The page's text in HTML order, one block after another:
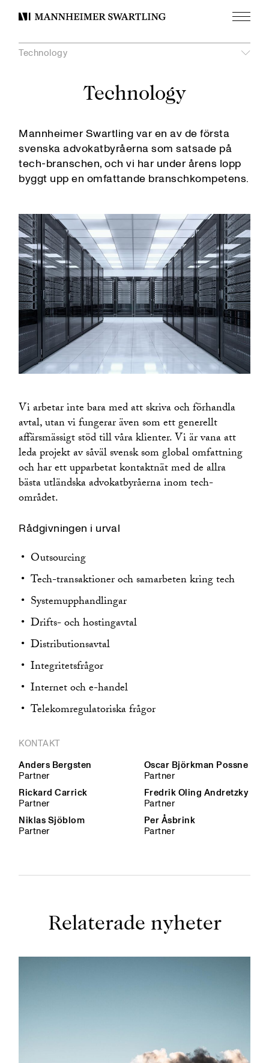
Mannheimer
Meny
Technology
Mannheimer Swartling var en av de första
svenska advokatbyråerna som satsade på
tech-branschen, och vi har under årens lopp
byggt upp en omfattande branschkompetens.
Vi arbetar inte bara med att skriva och förhandla
avtal, utan vi fungerar även som ett generellt
affärsmässigt stöd till våra klienter. Vi är vana att
leda projekt av såväl svensk som global omfattning
och har ett upparbetat kontaktnät med de allra
bästa utländska advokatbyråerna inom tech-
området.
Rådgivningen i urval
Outsourcing
Tech-transaktioner och samarbeten kring tech
Systemupphandlingar
Drifts- och hostingavtal
Distributionsavtal
Integritetsfrågor
Internet och e-handel
Telekomregulatoriska frågor
Technology
Bank och finans
Contentious Regulatory
Corporate Commercial
Corporate Compliance and Risk
Data Privacy
Digital Compliance
Emerging and Growth Companies
Entreprenadrätt
EU- och konkurrensrätt
Fastighetsrätt
Financial Services
Fonder och investeringar
Företagsbeskattning
Företagsöverlåtelser
Healthcare and Life Sciences
Immaterialrätt, marknadsrätt och medierätt
International Trade
IT/Tech
Miljörätt
Offentlig upphandling
Rekonstruktion och insolvens
Tvistlösning
AI
Construction, Infrastructure and Industrial Projects
Energi
Fintech
Fordonsindustri
Försvar och säkerhet
Media och underhållning
Private Equity
Shipping, Transport and Logistics
Technology
KONTAKT
Anders Bergsten
Partner
Oscar Björkman Possne
Partner
Rickard Carrick
Partner
Fredrik Oling Andretzky
Partner
Niklas Sjöblom
Partner
Per Åsbrink
Partner
Relaterade nyheter